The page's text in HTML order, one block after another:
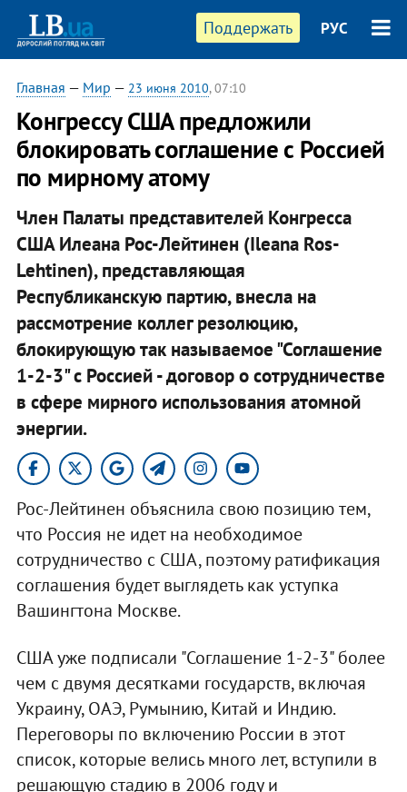
Поддержать РУС
Главная — Мир — 23 июня 2010, 07:10
Конгрессу США предложили
блокировать соглашение с Россией
по мирному атому
Член Палаты представителей Конгресса
США Илеана Рос-Лейтинен (Ileana Ros-
Lehtinen), представляющая
Республиканскую партию, внесла на
рассмотрение коллег резолюцию,
блокирующую так называемое "Соглашение
1-2-3" с Россией - договор о сотрудничестве
в сфере мирного использования атомной
энергии.
Рос-Лейтинен объяснила свою позицию тем,
что Россия не идет на необходимое
сотрудничество с США, поэтому ратификация
соглашения будет выглядеть как уступка
Вашингтона Москве.
США уже подписали "Соглашение 1-2-3" более
чем с двумя десятками государств, включая
Украину, ОАЭ, Румынию, Китай и Индию.
Переговоры по включению России в этот
список, которые велись много лет, вступили в
решающую стадию в 2006 году и